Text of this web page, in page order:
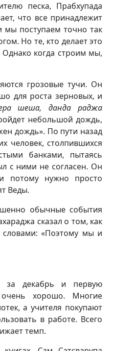
песка, Прабхупада
что все принадлежит
поступаем точно так
Но те, кто делает это
Однако когда строим мы,
грозовые тучи. Он
для роста зерновых, и
шеша, данда раджа
небольшой дождь,
дождь». По пути назад
человек, столпившихся
банками, пытаясь
с ними не согласен. Он
потому нужно просто
Веды.
обычные события
сказал о том, как
словами: «Поэтому мы и
за декабрь и первую
хорошо. Многие
а учителя покупают
в работе. Всего
темп.